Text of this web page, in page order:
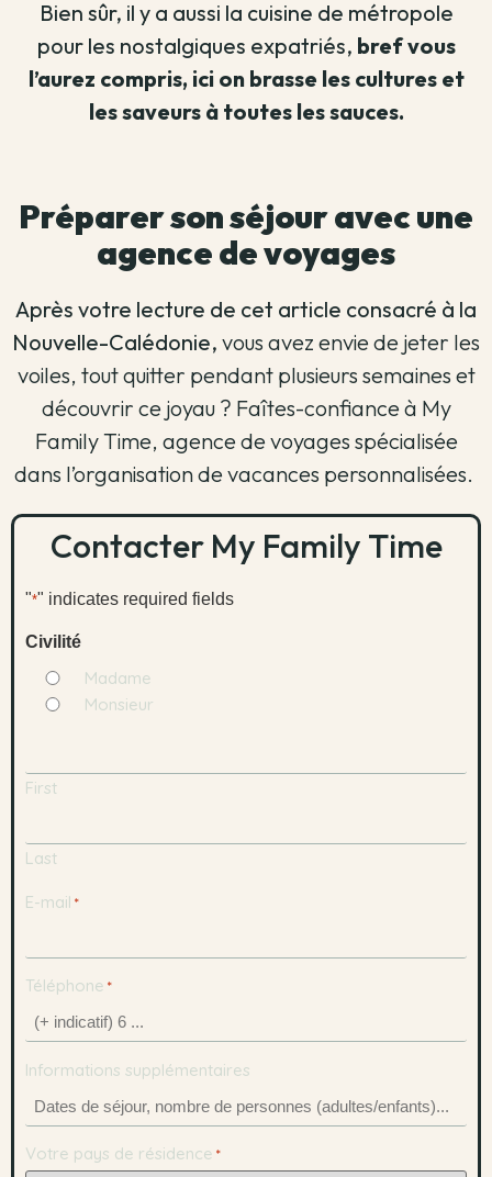
Bien sûr, il y a aussi la cuisine de métropole
pour les nostalgiques expatriés, bref vous
l’aurez compris, ici on brasse les cultures et
les saveurs à toutes les sauces.
Préparer son séjour avec une
agence de voyages
Après votre lecture de cet article consacré à la
Nouvelle-Calédonie, vous avez envie de jeter les
voiles, tout quitter pendant plusieurs semaines et
découvrir ce joyau ? Faîtes-confiance à My
Family Time, agence de voyages spécialisée
dans l’organisation de vacances personnalisées.
Contacter My Family Time
"*" indicates required fields
Civilité
Madame
Monsieur
vous
appelez-
?
First
Last
E-mail *
Téléphone *
Informations supplémentaires
Votre pays de résidence *